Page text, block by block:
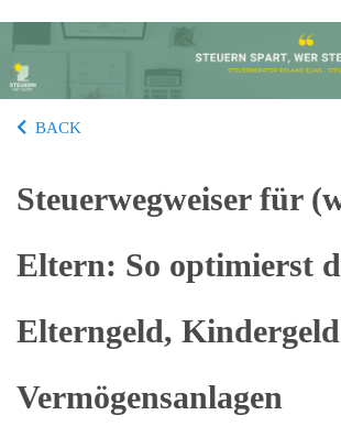
BACK
Steuerwegweiser für
Eltern: So optimierst
Elterngeld,
Vermögensanlagen